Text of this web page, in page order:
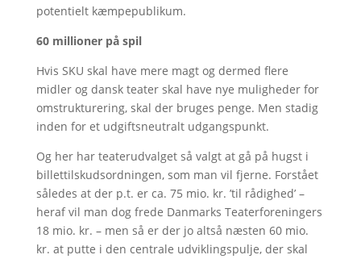
potentielt kæmpepublikum.
60 millioner på spil
Hvis SKU skal have mere magt og dermed flere
midler og dansk teater skal have nye muligheder for
omstrukturering, skal der bruges penge. Men stadig
inden for et udgiftsneutralt udgangspunkt.
Og her har teaterudvalget så valgt at gå på hugst i
billettilskudsordningen, som man vil fjerne. Forstået
således at der p.t. er ca. 75 mio. kr. ’til rådighed’ –
heraf vil man dog frede Danmarks Teaterforeningers
18 mio. kr. – men så er der jo altså næsten 60 mio.
kr. at putte i den centrale udviklingspulje, der skal